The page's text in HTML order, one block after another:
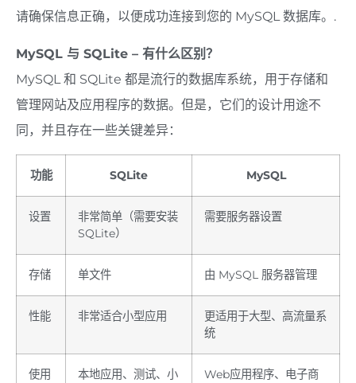
请确保信息正确，以便成功连接到您的 MySQL 数据库。.
MySQL 与 SQLite – 有什么区别？
MySQL 和 SQLite 都是流行的数据库系统，用于存储和
管理网站及应用程序的数据。但是，它们的设计用途不
同，并且存在一些关键差异：
功能 SQLite MySQL
设置
非常简单（需要安装
SQLite）
需要服务器设置
存储 单文件 由 MySQL 服务器管理
性能 非常适合小型应用
更适用于大型、高流量系
统
使用
本地应用、测试、小
Web应用程序、电子商